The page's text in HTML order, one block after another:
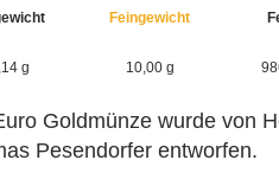
Feingewicht
g 10,00 g
Goldmünze wurde von
Pesendorfer entworfen.